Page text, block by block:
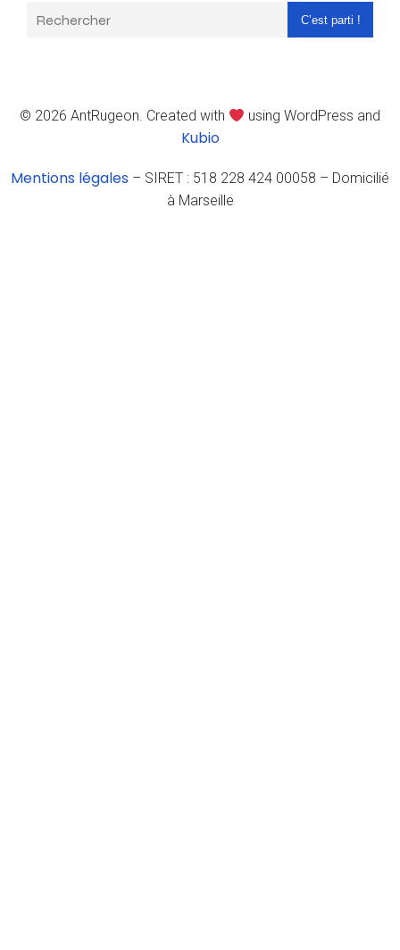
C’est parti !
© 2026 AntRugeon. Created with using WordPress and
Kubio
Mentions légales – SIRET : 518 228 424 00058 – Domicilié
à Marseille